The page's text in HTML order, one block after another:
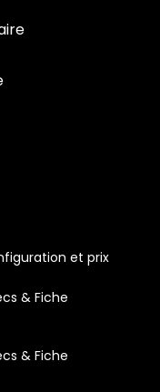
et prix
& Fiche
& Fiche